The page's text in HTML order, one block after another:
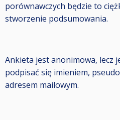
porównawczych będzie to
stworzenie podsumowania.
Ankieta jest anonimowa, lecz
podpisać się imieniem,
adresem mailowym.